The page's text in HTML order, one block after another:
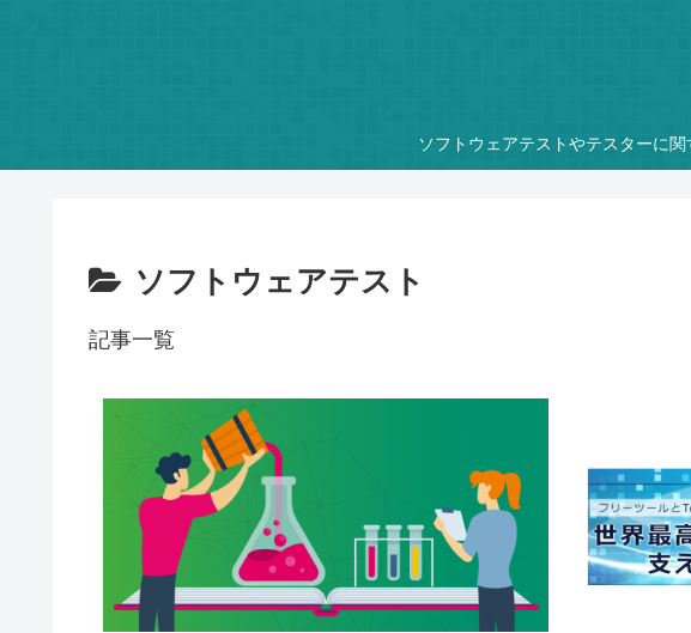
ソフトウェアテストやテスターに
ソフトウェアテスト
記事一覧